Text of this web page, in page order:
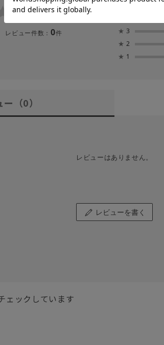
0.0
レビュー件数： 0件
5
★ 3
★ 2
★ 1
ー （0）
レビューはありません。
レビューを書く
ェックしています